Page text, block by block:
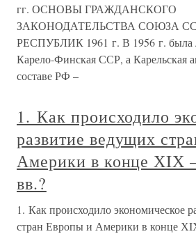
гг. ОСНОВЫ ГРАЖДАНСКОГО
ЗАКОНОДАТЕЛЬСТВА СОЮЗА
РЕСПУБЛИК 1961 г. В 1956 г. была
Карело-Финская ССР, а Карельская
составе РФ –
1. Как происходило
развитие ведущих
Америки в конце ХIХ
вв.?
1. Как происходило экономическое
стран Европы и Америки в конце